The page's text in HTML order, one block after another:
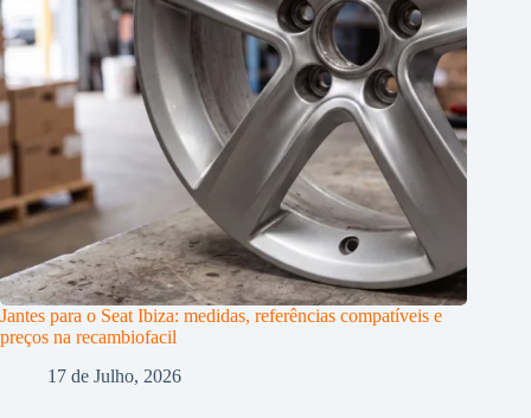
Jantes para o Seat Ibiza: medidas, referências compatíveis e
preços na recambiofacil
17 de Julho, 2026